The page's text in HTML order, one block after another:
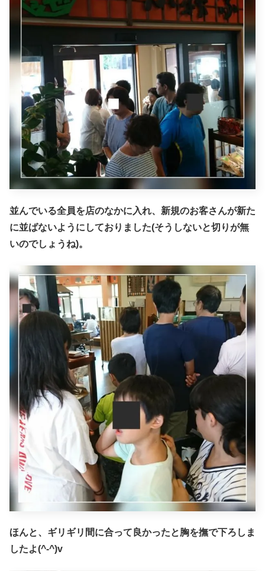
並んでいる全員を店のなかに入れ、新規のお客さんが新た
に並ばないようにしておりました(そうしないと切りが無
いのでしょうね)。
ほんと、ギリギリ間に合って良かったと胸を撫で下ろしま
したよ(^-^)v